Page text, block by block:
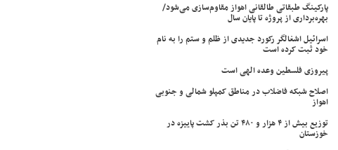
پارکینگ طبقاتی طالقانی اهواز مقاوم‌سازی می‌شود/
بهره‌برداری از پروژه تا پایان سال
اسرائیل اشغالگر رکورد جدیدی از ظلم و ستم را به نام
خود ثبت کرده است
پیروزی فلسطین وعده الهی است
اصلاح شبکه فاضلاب در مناطق کمپلو شمالی و جنوبی
اهواز
توزیع بیش از ۴ هزار و ۴۸۰ تن بذر کشت پاییزه در
خوزستان